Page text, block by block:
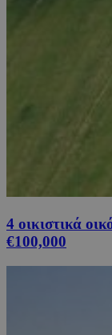
4 οικιστικά
€100,000